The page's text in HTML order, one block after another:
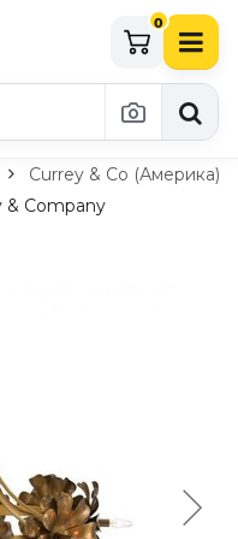
0
Currey & Co (Америка)
& Company